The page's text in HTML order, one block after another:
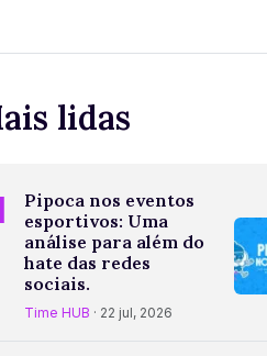
lidas
Pipoca nos eventos
esportivos: Uma
análise para além do
hate das redes
sociais.
Time HUB · 22 jul, 2026